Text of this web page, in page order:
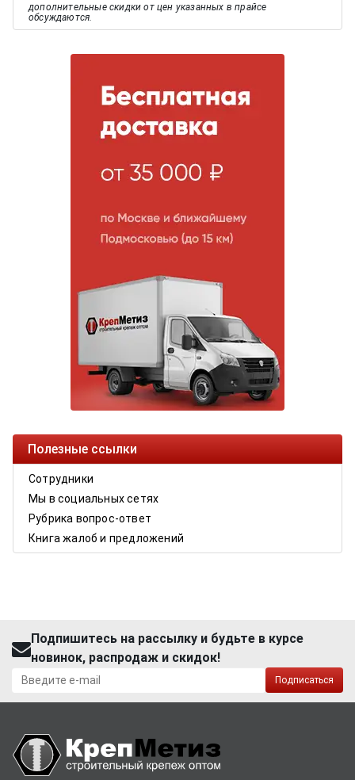
дополнительные скидки от цен указанных в прайсе
обсуждаются.
Полезные ссылки
Сотрудники
Мы в социальных сетях
Рубрика вопрос-ответ
Книга жалоб и предложений
Подпишитесь на рассылку и будьте в курсе
новинок, распродаж и скидок!
Подписаться